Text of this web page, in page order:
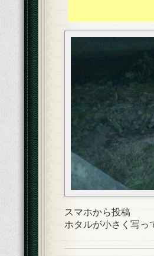
スマホから投稿
ホタルが小さく写っ